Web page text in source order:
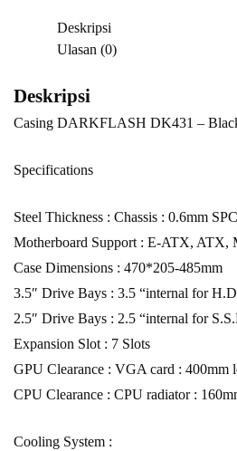
Deskripsi
Ulasan (0)
Deskripsi
Casing DARKFLASH DK431 –
Specifications
Steel Thickness : Chassis : 0.6mm
Motherboard Support : E-ATX, ATX,
Case Dimensions : 470*205-485mm
3.5″ Drive Bays : 3.5 “internal for
2.5″ Drive Bays : 2.5 “internal for
Expansion Slot : 7 Slots
GPU Clearance : VGA card : 400mm
CPU Clearance : CPU radiator :
Cooling System :